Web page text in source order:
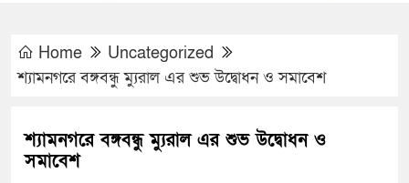
Home
Uncategorized
শ্যামনগরে বঙ্গবন্ধু ম্যুরাল এর শুভ উদ্বোধন ও সমাবেশ
শ্যামনগরে বঙ্গবন্ধু ম্যুরাল এর শুভ উদ্বোধন ও
সমাবেশ